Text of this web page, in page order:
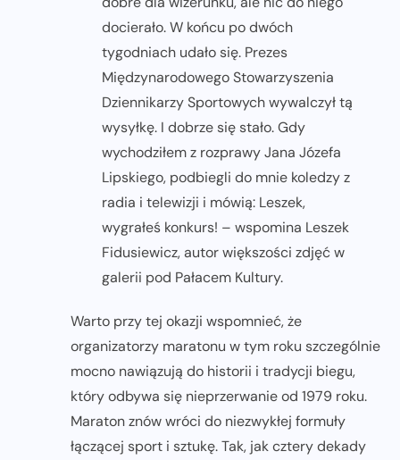
docierało. W końcu po dwóch
tygodniach udało się. Prezes
Międzynarodowego Stowarzyszenia
Dziennikarzy Sportowych wywalczył tą
wysyłkę. I dobrze się stało. Gdy
wychodziłem z rozprawy Jana Józefa
Lipskiego, podbiegli do mnie koledzy z
radia i telewizji i mówią: Leszek,
wygrałeś konkurs! – wspomina Leszek
Fidusiewicz, autor większości zdjęć w
galerii pod Pałacem Kultury.
Warto przy tej okazji wspomnieć, że
organizatorzy maratonu w tym roku szczególnie
mocno nawiązują do historii i tradycji biegu,
który odbywa się nieprzerwanie od 1979 roku.
Maraton znów wróci do niezwykłej formuły
łączącej sport i sztukę. Tak, jak cztery dekady